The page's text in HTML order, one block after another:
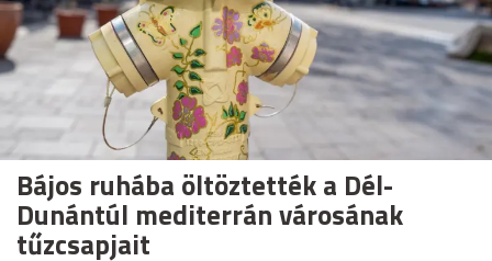
Bájos ruhába öltöztették a Dél-
Dunántúl mediterrán városának
tűzcsapjait